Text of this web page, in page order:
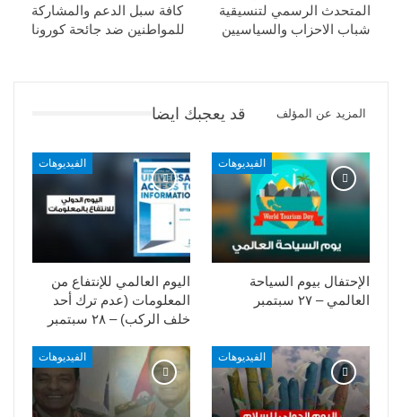
كافة سبل الدعم والمشاركة
للمواطنين ضد جائحة كورونا
المتحدث الرسمي لتنسيقية
شباب الاحزاب والسياسيين
قد يعجبك ايضا المزيد عن المؤلف
الفيديوهات
اليوم العالمي للإنتفاع من
المعلومات (عدم ترك أحد
خلف الركب) – ٢٨ سبتمبر
الفيديوهات
الإحتفال بيوم السياحة
العالمي – ٢٧ سبتمبر
الفيديوهات الفيديوهات